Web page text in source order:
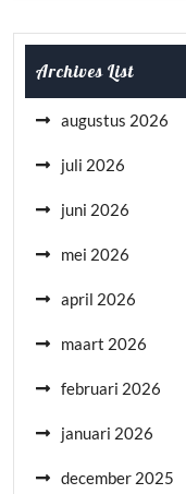
Archives List
augustus 2026
juli 2026
juni 2026
mei 2026
april 2026
maart 2026
februari 2026
januari 2026
december 2025